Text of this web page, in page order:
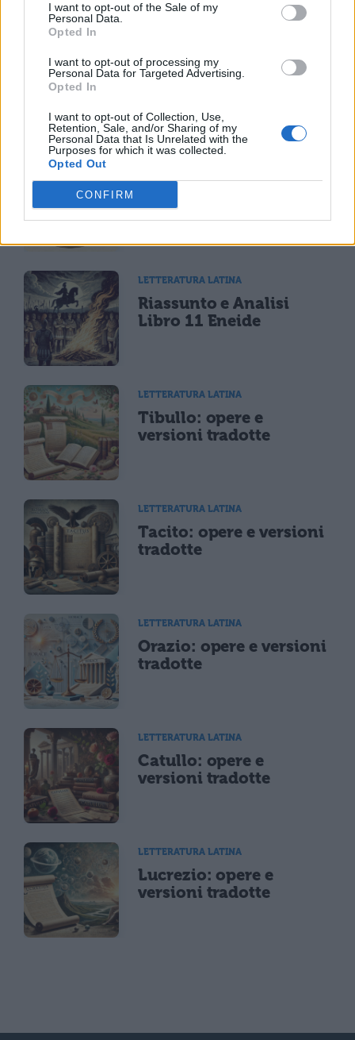
I want to opt-out of the Sale of my
Personal Data.
Opted In
I want to opt-out of processing my
Personal Data for Targeted Advertising.
Opted In
I want to opt-out of Collection, Use,
Retention, Sale, and/or Sharing of my
Personal Data that Is Unrelated with the
Purposes for which it was collected.
Opted Out
CONFIRM
TI POTREBBE INTERESSARE
La Commedia di Plauto
Riassunto libro per
libro dell'Eneide
LETTERATURA LATINA
Riassunto e Analisi
Libro 11 Eneide
LETTERATURA LATINA
Tibullo: opere e
versioni tradotte
LETTERATURA LATINA
Tacito: opere e versioni
tradotte
LETTERATURA LATINA
Orazio: opere e versioni
tradotte
LETTERATURA LATINA
Catullo: opere e
versioni tradotte
LETTERATURA LATINA
Lucrezio: opere e
versioni tradotte